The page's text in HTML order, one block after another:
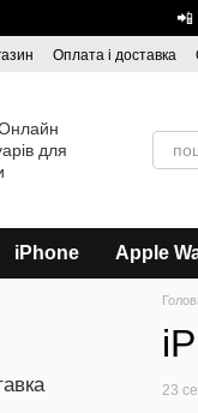
📲
Оплата і доставка
iPhone Apple
23